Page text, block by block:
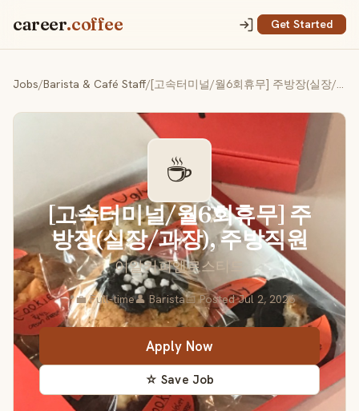
career.coffee Get Started
Jobs/Barista & Café Staff/ [고속터미널/월6회휴무] 주방장(실장/과장), 주방직원
☕
[고속터미널/월6회휴무] 주
방장(실장/과장), 주방직원
이알커피앤로스티드
📍💼 Full-time👤 Barista📅 Posted Jul 2, 2026
Apply Now
☆ Save Job